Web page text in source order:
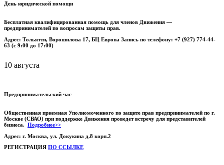
День юридической помощи
Бесплатная квалифицированная помощь для членов Движения —
предпринимателей по вопросам защиты прав.
Адрес: Тольятти, Ворошилова 17, БЦ Европа Запись по телефону: +7 (927) 774-44-
63 (с 9:00 до 17:00)
10 августа
Предпринимательский час
Общественная приемная Уполномоченного по защите прав предпринимателей по г.
Москве (СВАО) при поддержке Движения проведет встречу для представителей
бизнеса. Подробнее>>
Адрес: г. Москва, ул. Докукина д.8 корп.2
РЕГИСТРАЦИЯ ПО ССЫЛКЕ